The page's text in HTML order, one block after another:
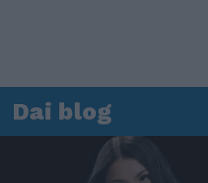
Dai blog